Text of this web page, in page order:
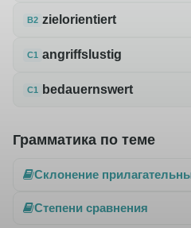
B2 zielorientiert
C1 angriffslustig
C1 bedauernswert
Грамматика по теме
Склонение
Степени сравнения